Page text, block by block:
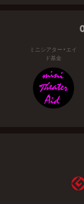
ミニシアター・エイ
ド基金